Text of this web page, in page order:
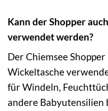
Kann der Shopper
verwendet werden?
Der Chiemsee
Wickeltasche
für Windeln,
andere